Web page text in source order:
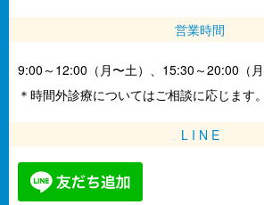
営業時間
9:00～12:00（月〜土）、15:30～20:00（月
＊時間外診療についてはご相談に応じます。
L I N E